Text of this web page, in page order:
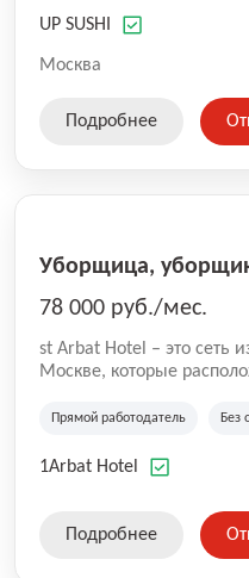
UP SUSHI
Москва
Подробнее
Уборщица,
78 000 руб./мес.
st Arbat Hotel – это сеть
Москве, которые
Семеновская,
Академическая,
Прямой работодатель Без
1Arbat Hotel
Подробнее